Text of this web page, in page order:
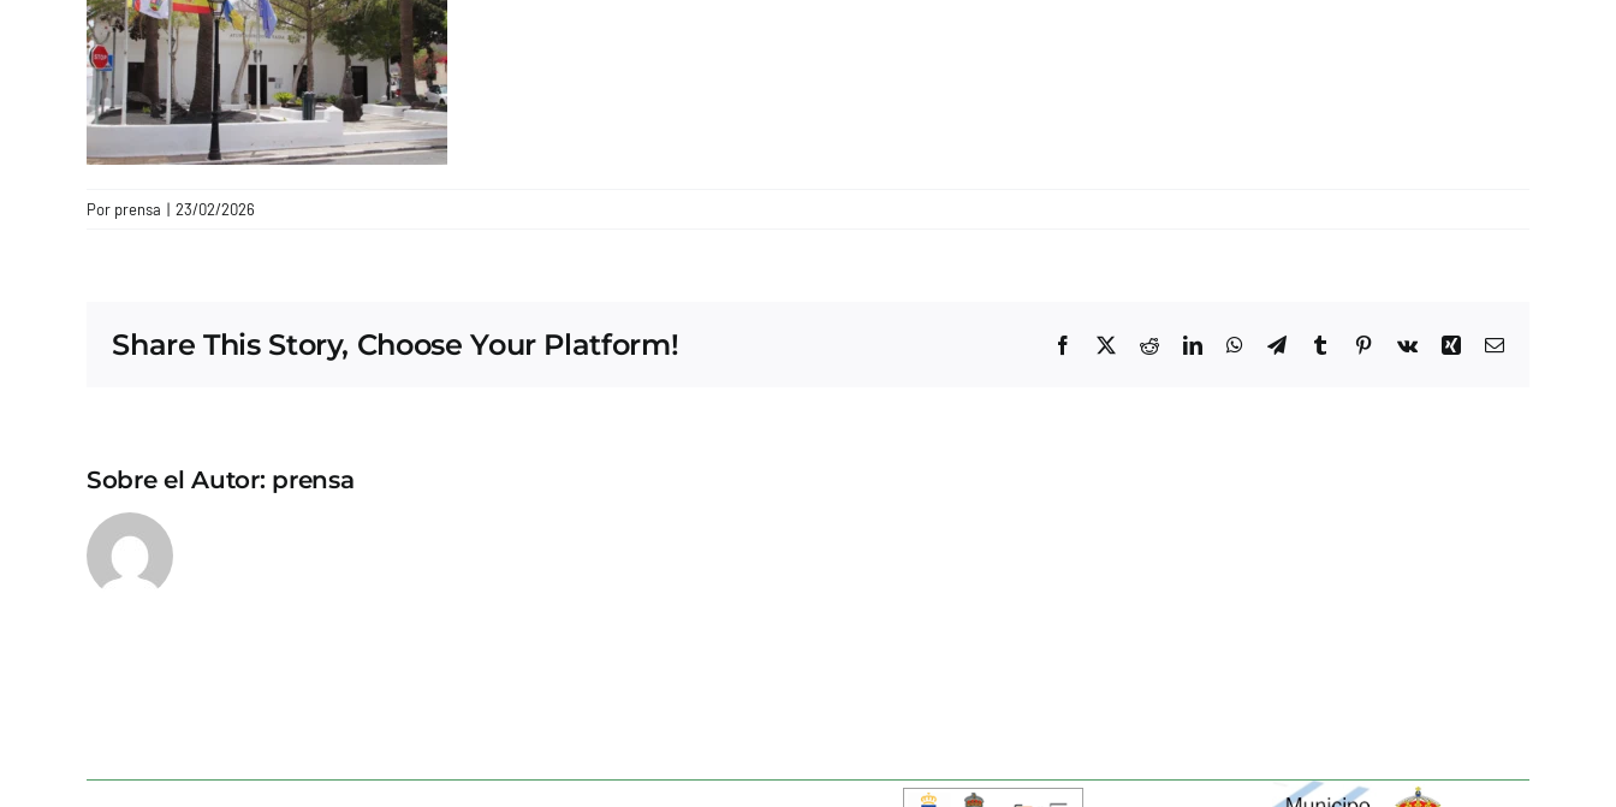
Por prensa | 23/02/2026
Share This Story, Choose Your Platform! Facebook
X RedditLinkedInWhatsApp
TelegramTumblrPinterest
Vk Xing Correo
Sobre el Autor: prensa